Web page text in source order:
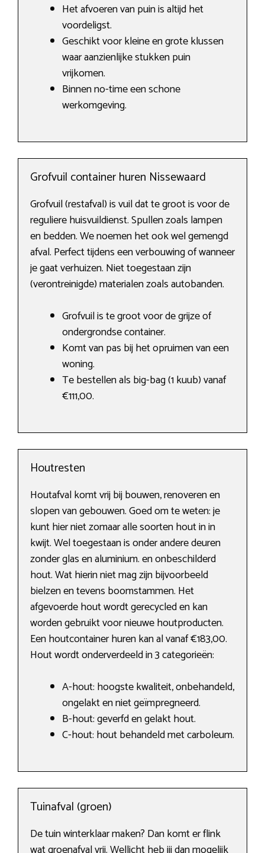
Het afvoeren van puin is altijd het
voordeligst.
Geschikt voor kleine en grote klussen
waar aanzienlijke stukken puin
vrijkomen.
Binnen no-time een schone
werkomgeving.
Grofvuil container huren Nissewaard
Grofvuil (restafval) is vuil dat te groot is voor de
reguliere huisvuildienst. Spullen zoals lampen
en bedden. We noemen het ook wel gemengd
afval. Perfect tijdens een verbouwing of wanneer
je gaat verhuizen. Niet toegestaan zijn
(verontreinigde) materialen zoals autobanden.
Grofvuil is te groot voor de grijze of
ondergrondse container.
Komt van pas bij het opruimen van een
woning.
Te bestellen als big-bag (1 kuub) vanaf
€111,00.
Houtresten
Houtafval komt vrij bij bouwen, renoveren en
slopen van gebouwen. Goed om te weten: je
kunt hier niet zomaar alle soorten hout in in
kwijt. Wel toegestaan is onder andere deuren
zonder glas en aluminium. en onbeschilderd
hout. Wat hierin niet mag zijn bijvoorbeeld
bielzen en tevens boomstammen. Het
afgevoerde hout wordt gerecycled en kan
worden gebruikt voor nieuwe houtproducten.
Een houtcontainer huren kan al vanaf €183,00.
Hout wordt onderverdeeld in 3 categorieën:
A-hout: hoogste kwaliteit, onbehandeld,
ongelakt en niet geïmpregneerd.
B-hout: geverfd en gelakt hout.
C-hout: hout behandeld met carboleum.
Tuinafval (groen)
De tuin winterklaar maken? Dan komt er flink